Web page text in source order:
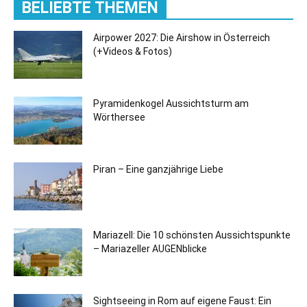
BELIEBTE THEMEN
Airpower 2027: Die Airshow in Österreich
(+Videos & Fotos)
Pyramidenkogel Aussichtsturm am
Wörthersee
Piran – Eine ganzjährige Liebe
Mariazell: Die 10 schönsten Aussichtspunkte
– Mariazeller AUGENblicke
Sightseeing in Rom auf eigene Faust: Ein